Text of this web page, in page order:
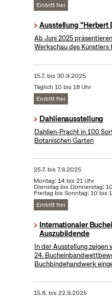
Eintritt frei
Ausstellung "Herbert
Ab Juni 2025
Werkschau des
15.7. bis30.9.2025
Täglich 10 bis 18 Uhr
Eintritt frei
Dahlienausstellung
Dahlien-Pracht in 100
Botanischen Garten
25.7. bis7.9.2025
Montag: 14 bis 21 Uhr
Dienstag bis Donnerstag:
Freitag bis Sonntag: 10 bis
Eintritt frei
Internationaler
Auszubildende
In der Ausstellung zeigen
24.
Buchbindehandwerk
15.8. bis22.9.2025